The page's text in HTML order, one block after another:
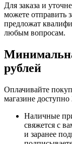
Для заказа и
можете отправить
предложат
любым вопросам.
рублей
Оплачивайте
магазине
Наличные
свяжется с
и заранее